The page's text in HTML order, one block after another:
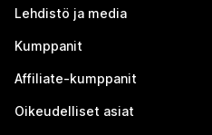
Lehdistö ja media
Kumppanit
Affiliate-kumppanit
Oikeudelliset asiat